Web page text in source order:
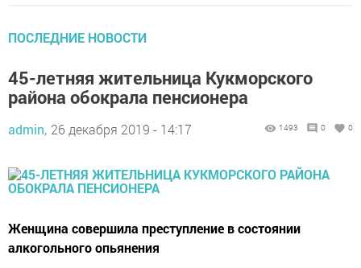
ПОСЛЕДНИЕ НОВОСТИ
45-летняя жительница Кукморского
района обокрала пенсионера
admin, 26 декабря 2019 - 14:17 1493 0 0
Женщина совершила преступление в состоянии
алкогольного опьянения